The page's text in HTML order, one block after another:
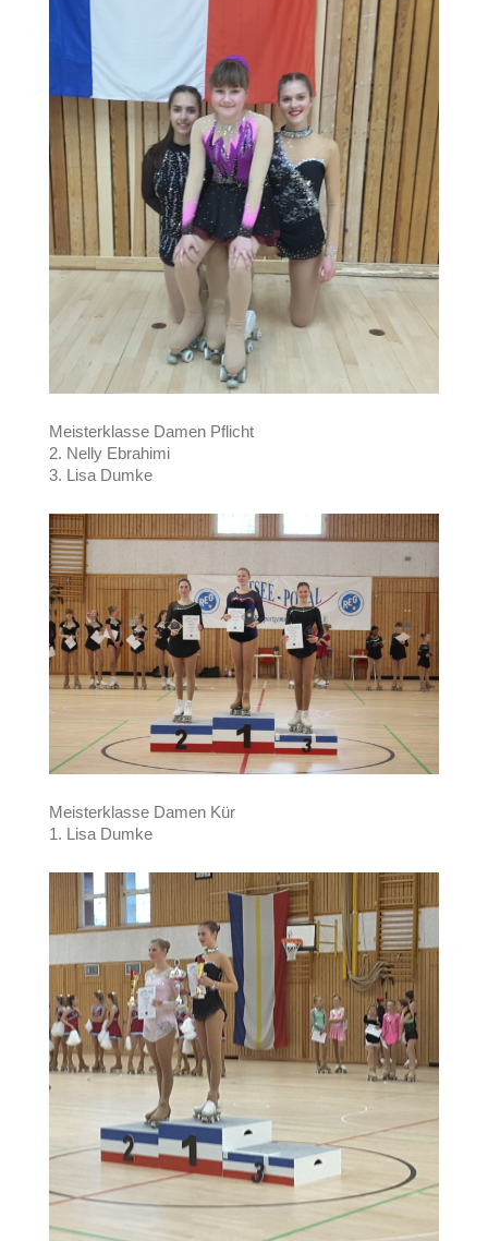
Meisterklasse Damen Pflicht
2. Nelly Ebrahimi
3. Lisa Dumke
Meisterklasse Damen Kür
1. Lisa Dumke